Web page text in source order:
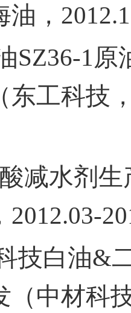
，
SZ36-1原
东工科技
减水剂
2012.03-
技白油&
（中材科